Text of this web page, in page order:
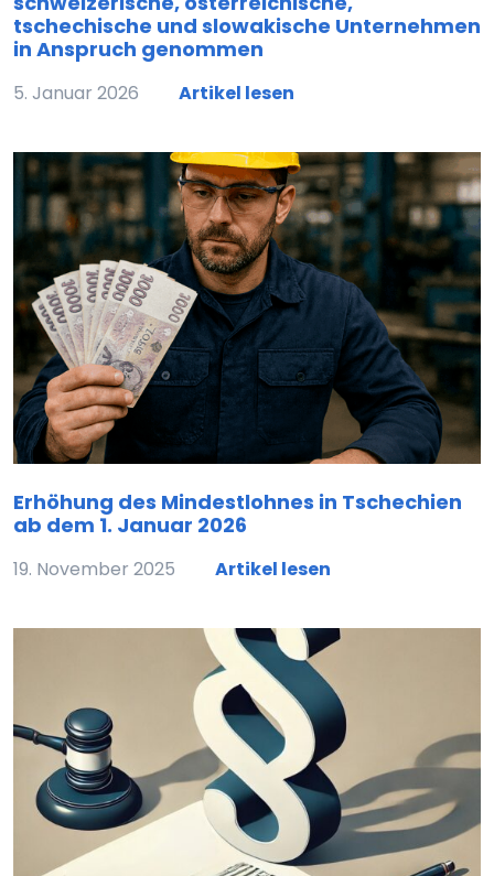
tschechische und slowakische Unternehmen
in Anspruch genommen
5. Januar 2026 Artikel lesen
Erhöhung des Mindestlohnes in Tschechien
ab dem 1. Januar 2026
19. November 2025 Artikel lesen